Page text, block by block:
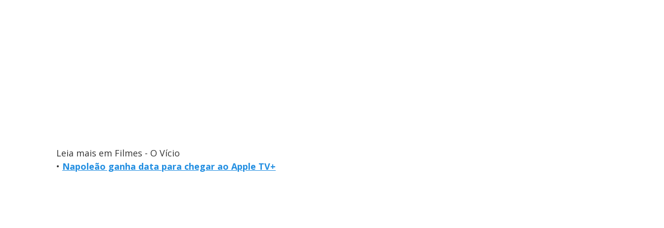
Leia mais em Filmes - O Vício
• Napoleão ganha data para chegar ao Apple TV+